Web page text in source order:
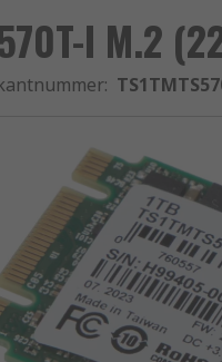
I M.2
: